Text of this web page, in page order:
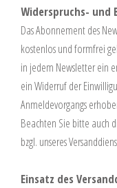
Widerspruchs- und
Das Abonnement des
kostenlos und formfrei
in jedem Newsletter ein
ein Widerruf der
Anmeldevorgangs
Beachten Sie bitte auch
bzgl. unseres
Einsatz des